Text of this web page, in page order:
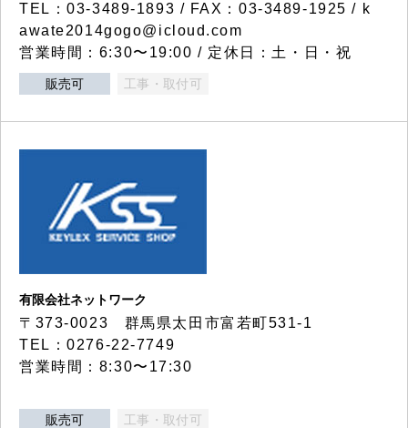
TEL：03-3489-1893 / FAX：03-3489-1925 / k
awate2014gogo@icloud.com
営業時間：6:30〜19:00 / 定休日：土・日・祝
販売可 工事・取付可
有限会社ネットワーク
〒373-0023 群馬県太田市富若町531-1
TEL：0276-22-7749
営業時間：8:30〜17:30
販売可 工事・取付可